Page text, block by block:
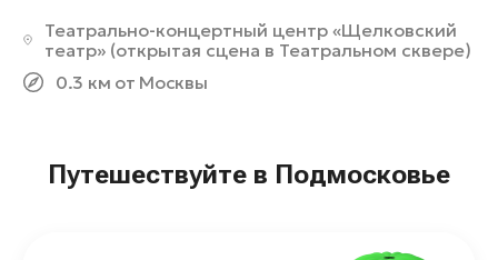
Театрально-концертный центр «Щелковский
театр» (открытая сцена в Театральном сквере)
0.3 км от Москвы
Путешествуйте в Подмосковье